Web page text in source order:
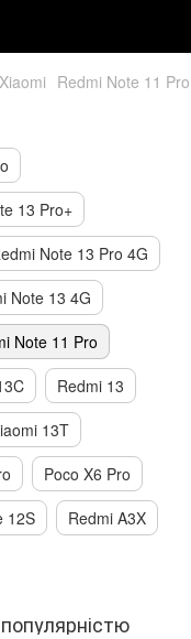
Redmi Note 11 Pro
13 Pro+
Note 13 Pro 4G
Note 13 4G
Note 11 Pro
Redmi 13
13T
Poco X6 Pro
12S
Redmi A3X